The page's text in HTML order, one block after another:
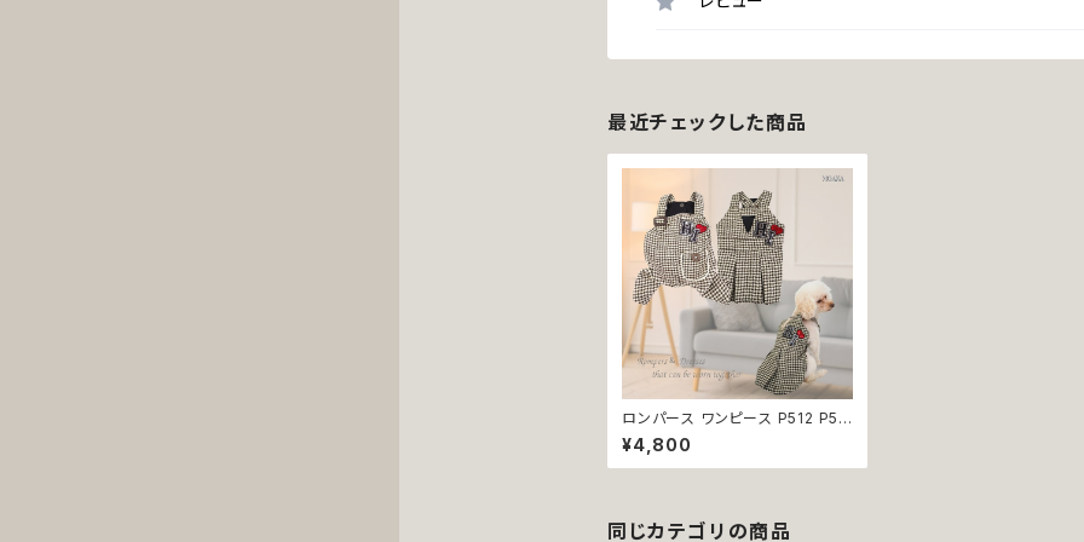
最近チェックした商品
ロンパース ワンピース P512 P51
3 千鳥格子 ハンドメイド 秋冬 秋
冬 お揃い 犬服 ドックウェア ドッグ
ウエア ナチュラル ウェア トップス
小型犬 おしゃれ かわいい プレゼ
¥4,800
同じカテゴリの商品